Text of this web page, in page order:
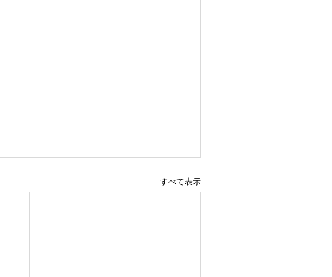
すべて表示